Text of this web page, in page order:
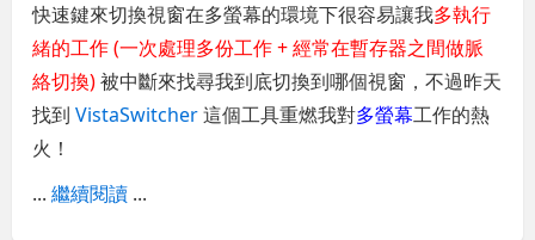
快速鍵來切換視窗在多螢幕的環境下很容易讓我多執行
緒的工作 (一次處理多份工作 + 經常在暫存器之間做脈
絡切換)被中斷來找尋我到底切換到哪個視窗，不過昨天
找到VistaSwitcher這個工具重燃我對多螢幕工作的熱
火！
...繼續閱讀 ...